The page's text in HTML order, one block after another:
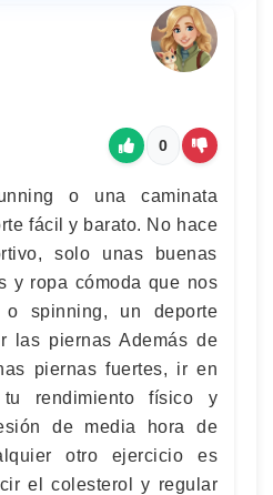
0
o una caminata
fácil y barato. No hace
solo unas buenas
y ropa cómoda que nos
o spinning, un deporte
las piernas Además de
piernas fuertes, ir en
tu rendimiento físico y
de media hora de
otro ejercicio es
el colesterol y regular